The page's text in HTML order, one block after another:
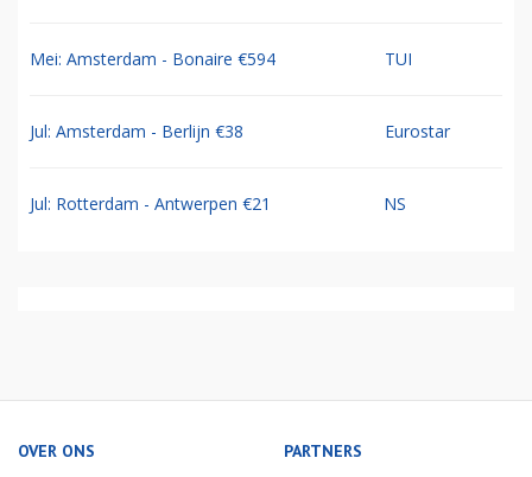
Mei: Amsterdam - Bonaire €594 TUI
Jul: Amsterdam - Berlijn €38 Eurostar
Jul: Rotterdam - Antwerpen €21 NS
OVER ONS PARTNERS